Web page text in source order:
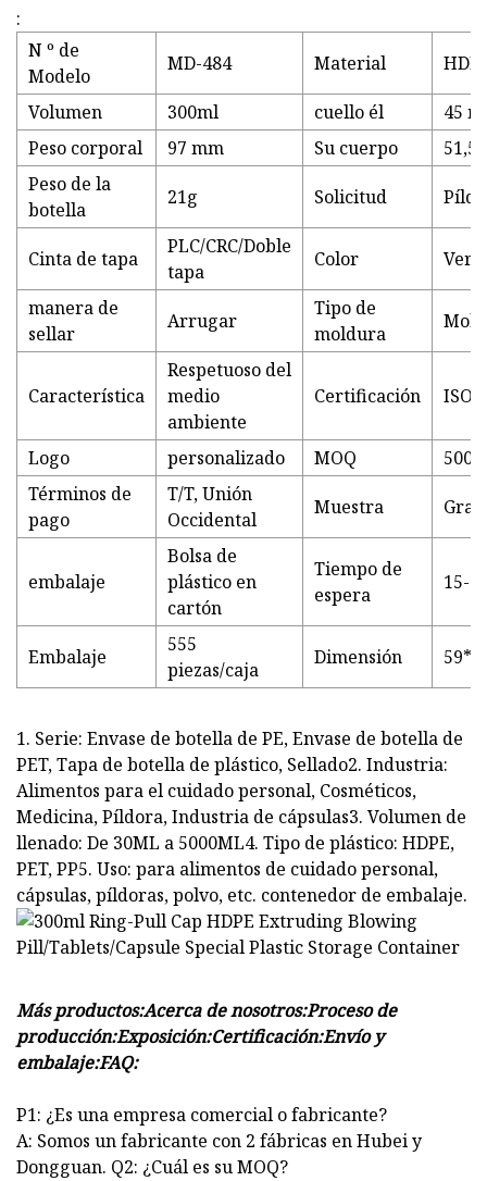
:
N º de
Modelo
MD-484 Material
Volumen 300ml cuello él
45
Peso corporal
97 mm Su cuerpo
51,5
Peso de la
botella
21g Solicitud
Cinta de tapa
PLC/CRC/Doble
tapa
Color
manera de
sellar
Arrugar
Tipo de
moldura
Característica
Respetuoso del
medio
ambiente
Certificación ISO
Logo personalizado MOQ
Términos de
pago
T/T, Unión
Occidental
Muestra
embalaje
Bolsa de
plástico en
cartón
Tiempo de
espera
15-
Embalaje
555
piezas/caja
Dimensión
1. Serie: Envase de botella de PE, Envase de botella de
PET, Tapa de botella de plástico, Sellado2. Industria:
Alimentos para el cuidado personal, Cosméticos,
Medicina, Píldora, Industria de cápsulas3. Volumen de
llenado: De 30ML a 5000ML4. Tipo de plástico: HDPE,
PET, PP5. Uso: para alimentos de cuidado personal,
cápsulas, píldoras, polvo, etc. contenedor de embalaje.
Más productos:Acerca de nosotros:Proceso de
producción:Exposición:Certificación:Envío y
embalaje:FAQ:
P1: ¿Es una empresa comercial o fabricante?
A: Somos un fabricante con 2 fábricas en Hubei y
Dongguan. Q2: ¿Cuál es su MOQ?